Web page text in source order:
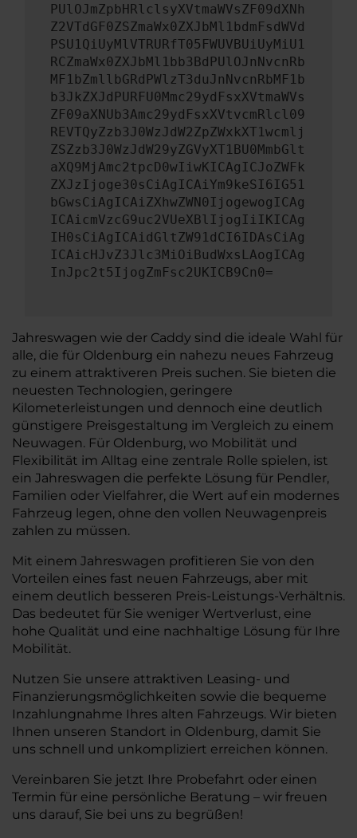
PUlOJmZpbHRlclsyXVtmaWVsZF09dXNh
Z2VTdGF0ZSZmaWx0ZXJbMl1bdmFsdWVd
PSU1QiUyMlVTRURfT05FWUVBUiUyMiU1
RCZmaWx0ZXJbMl1bb3BdPUlOJnNvcnRb
MF1bZmllbGRdPWlzT3duJnNvcnRbMF1b
b3JkZXJdPURFU0Mmc29ydFsxXVtmaWVs
ZF09aXNUb3Amc29ydFsxXVtvcmRlcl09
REVTQyZzb3J0WzJdW2ZpZWxkXT1wcmlj
ZSZzb3J0WzJdW29yZGVyXT1BU0MmbGlt
aXQ9MjAmc2tpcD0wIiwKICAgICJoZWFk
ZXJzIjoge30sCiAgICAiYm9keSI6IG51
bGwsCiAgICAiZXhwZWN0IjogewogICAg
ICAicmVzcG9uc2VUeXBlIjogIiIKICAg
IH0sCiAgICAidGltZW91dCI6IDAsCiAg
ICAicHJvZ3Jlc3MiOiBudWxsLAogICAg
InJpc2t5IjogZmFsc2UKICB9Cn0=
Jahreswagen wie der Caddy sind die ideale Wahl für
alle, die für Oldenburg ein nahezu neues Fahrzeug
zu einem attraktiveren Preis suchen. Sie bieten die
neuesten Technologien, geringere
Kilometerleistungen und dennoch eine deutlich
günstigere Preisgestaltung im Vergleich zu einem
Neuwagen. Für Oldenburg, wo Mobilität und
Flexibilität im Alltag eine zentrale Rolle spielen, ist
ein Jahreswagen die perfekte Lösung für Pendler,
Familien oder Vielfahrer, die Wert auf ein modernes
Fahrzeug legen, ohne den vollen Neuwagenpreis
zahlen zu müssen.
Mit einem Jahreswagen profitieren Sie von den
Vorteilen eines fast neuen Fahrzeugs, aber mit
einem deutlich besseren Preis-Leistungs-Verhältnis.
Das bedeutet für Sie weniger Wertverlust, eine
hohe Qualität und eine nachhaltige Lösung für Ihre
Mobilität.
Nutzen Sie unsere attraktiven Leasing- und
Finanzierungsmöglichkeiten sowie die bequeme
Inzahlungnahme Ihres alten Fahrzeugs. Wir bieten
Ihnen unseren Standort in Oldenburg, damit Sie
uns schnell und unkompliziert erreichen können.
Vereinbaren Sie jetzt Ihre Probefahrt oder einen
Termin für eine persönliche Beratung – wir freuen
uns darauf, Sie bei uns zu begrüßen!